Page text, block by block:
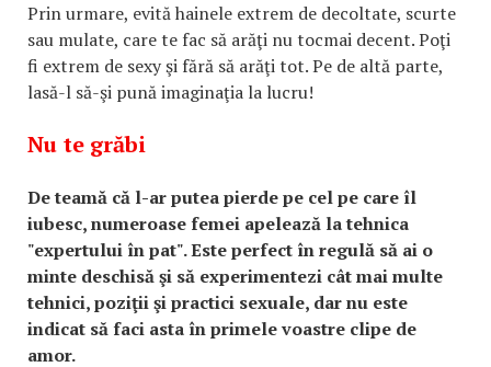
Prin urmare, evită hainele extrem de decoltate, scurte
sau mulate, care te fac să arăţi nu tocmai decent. Poţi
fi extrem de sexy şi fără să arăţi tot. Pe de altă parte,
lasă-l să-şi pună imaginaţia la lucru!
Nu te grăbi
De teamă că l-ar putea pierde pe cel pe care îl
iubesc, numeroase femei apelează la tehnica
"expertului în pat". Este perfect în regulă să ai o
minte deschisă şi să experimentezi cât mai multe
tehnici, poziţii şi practici sexuale, dar nu este
indicat să faci asta în primele voastre clipe de
amor.